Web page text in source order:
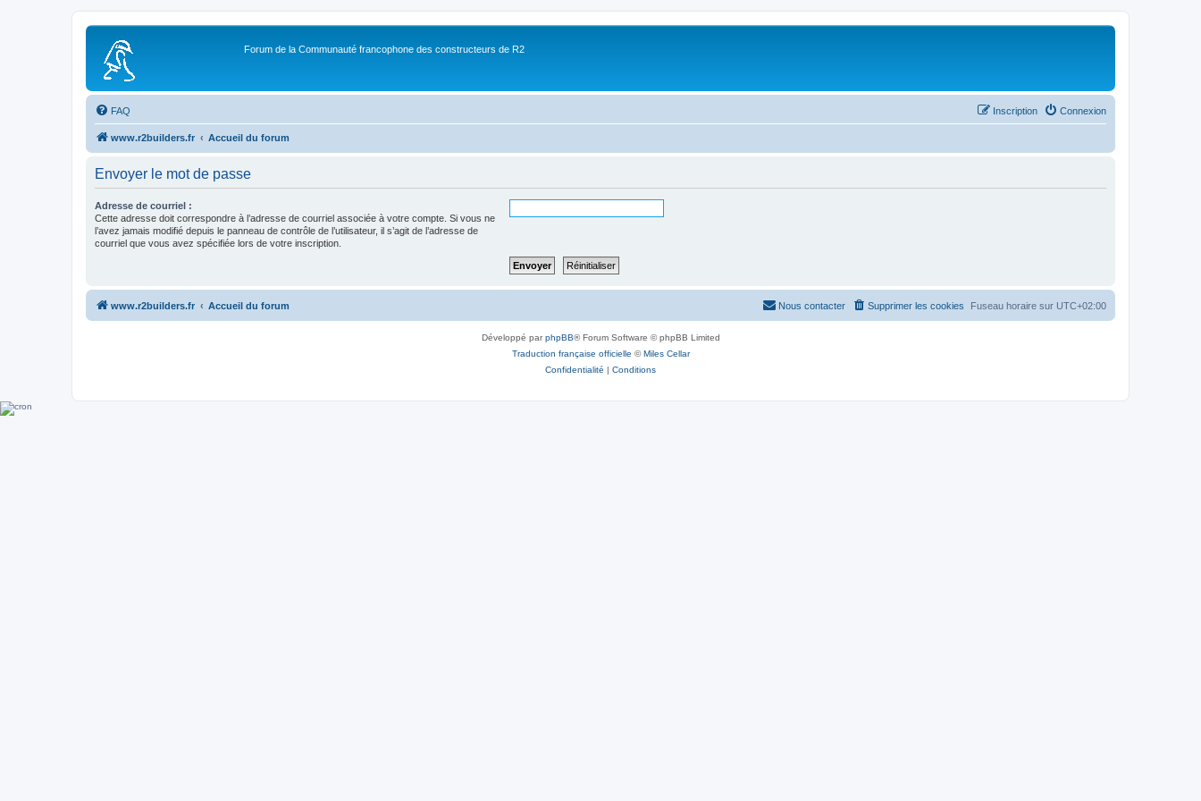
Forum de la Communauté francophone des constructeurs de R2
FAQ Connexion
Inscription
www.r2builders.fr Accueil du forum
Envoyer le mot de passe
Adresse de courriel :
Cette adresse doit correspondre à l’adresse de courriel associée à votre compte. Si vous ne
l’avez jamais modifié depuis le panneau de contrôle de l’utilisateur, il s’agit de l’adresse de
courriel que vous avez spécifiée lors de votre inscription.
www.r2builders.fr Accueil du forum Fuseau horaire sur UTC+02:00
Supprimer les cookies
Nous contacter
Développé parphpBB® Forum Software © phpBB Limited
Traduction française officielle ©Miles Cellar
Confidentialité | Conditions